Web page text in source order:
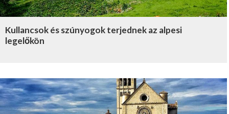
Kullancsok és szúnyogok terjednek az alpesi
legelőkön